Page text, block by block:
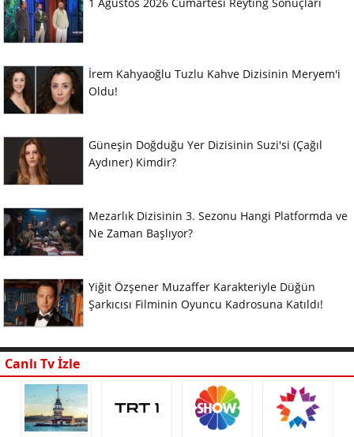
İrem Kahyaoğlu Tuzlu Kahve Dizisinin Meryem'i
Oldu!
Güneşin Doğduğu Yer Dizisinin Suzi'si (Çağıl
Aydıner) Kimdir?
Mezarlık Dizisinin 3. Sezonu Hangi Platformda ve
Ne Zaman Başlıyor?
Yiğit Özşener Muzaffer Karakteriyle Düğün
Şarkıcısı Filminin Oyuncu Kadrosuna Katıldı!
Canlı Tv İzle